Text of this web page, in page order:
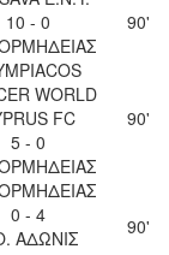
10 - 0
90'
WORLD
FC
5 - 0
90'
0 - 4
ΑΔΩΝΙΣ
90'